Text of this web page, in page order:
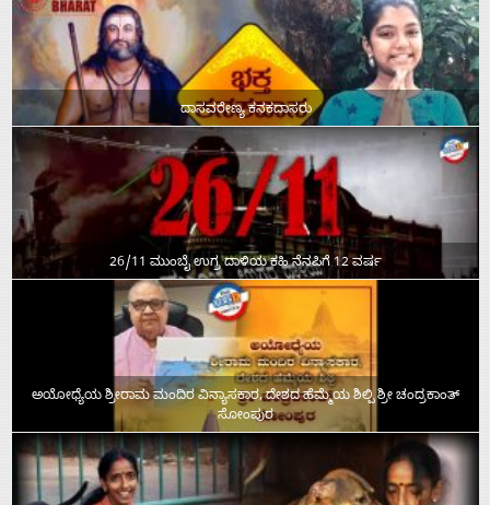
ದಾಸವರೇಣ್ಯ ಕನಕದಾಸರು
26/11 ಮುಂಬೈ ಉಗ್ರ ದಾಳಿಯ ಕಹಿ ನೆನಪಿಗೆ 12 ವರ್ಷ
ಅಯೋಧ್ಯೆಯ ಶ್ರೀರಾಮ ಮಂದಿರ ವಿನ್ಯಾಸಕಾರ, ದೇಶದ ಹೆಮ್ಮೆಯ ಶಿಲ್ಪಿ ಶ್ರೀ ಚಂದ್ರಕಾಂತ್‌
ಸೋಂಪುರ